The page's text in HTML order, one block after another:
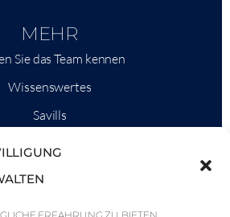
MEHR
Sie das Team kennen
Wissenswertes
Savills
QP Savills?